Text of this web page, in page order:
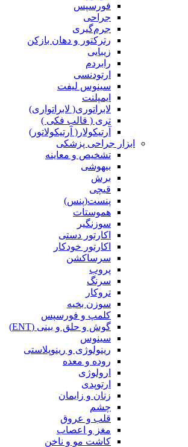
فورسپس
جراحی
جرم‌گیری
رترکتور و دهان بازکن
زیبایی
رابردم
ارتودنسی
سینوس لیفت
ایمپلنت
لابراتوری( لابراتواری)
تری ( قالب فکی )
آرتیکولار( آرتیکولاتور)
ابزار جراحی پزشکی
تشخیص و معاینه
بیهوشی
برش
قیچی
پنست(پنس)
هموستات
سوزنگیر
اکارتور دستی
اکارتور خودکار
سرساکشن
پروب
سرنگ
تروکار
سوزن بخیه
کلمپ و فورسپس
گوش و حلق و بینی (ENT)
سینوس
رینولوژی و رینوپلاستی
روده و معده
ارولوژی
ارتوپدی
زنان و زایمان
چشم
قلب و عروق
مغز و اعصاب
کاشت مو و ناخن